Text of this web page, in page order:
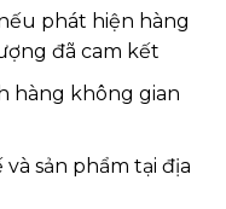
phát hiện hàng
đã cam kết
hàng không gian
sản phẩm tại địa